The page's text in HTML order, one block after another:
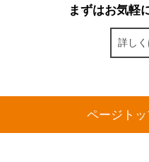
まずはお気軽
詳し
ページト